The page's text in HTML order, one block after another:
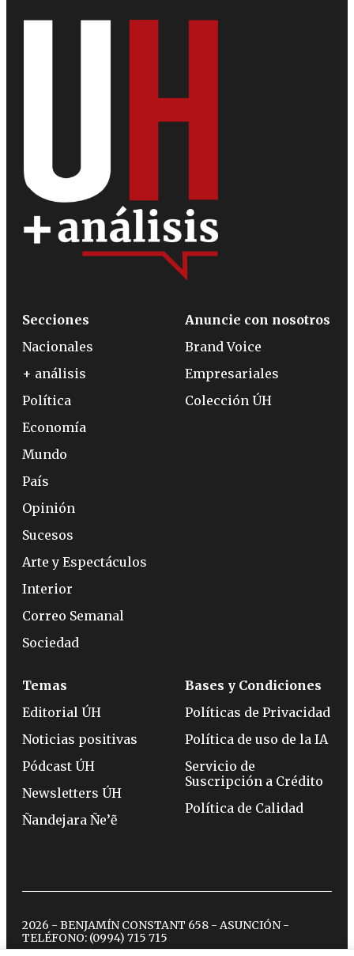
Secciones
Nacionales
+ análisis
Política
Economía
Mundo
País
Opinión
Sucesos
Arte y Espectáculos
Interior
Correo Semanal
Sociedad
Anuncie con nosotros
Brand Voice
Empresariales
Colección ÚH
Temas
Editorial ÚH
Noticias positivas
Pódcast ÚH
Newsletters ÚH
Ñandejara Ñe’ẽ
Bases y Condiciones
Políticas de Privacidad
Política de uso de la IA
Servicio de
Suscripción a Crédito
Política de Calidad
2026 - BENJAMÍN CONSTANT 658 - ASUNCIÓN -
TELÉFONO: (0994) 715 715